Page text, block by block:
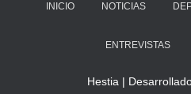
INICIO NOTICIAS
ENTREVISTAS
Hestia |